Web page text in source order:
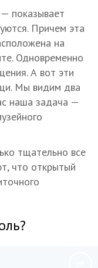
показывает
Причем эта
на
Одновременно
А вот эти
Мы видим два
наша задача —
тщательно все
что открытый